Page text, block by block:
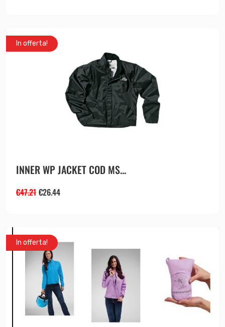
In offerta!
INNER WP JACKET COD MS...
€47.21 €26.44
In offerta!